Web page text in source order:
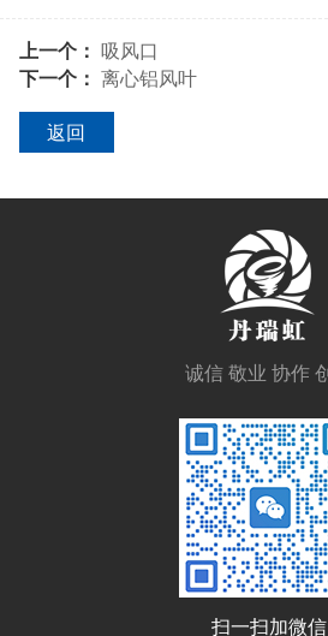
上一个： 吸风口
下一个： 离心铝风叶
返回
诚信 敬业 协作
扫一扫加微信